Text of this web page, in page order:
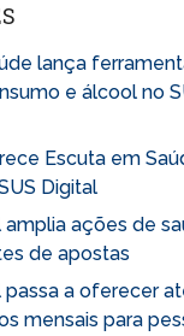
lança
e álcool no
Escuta em
Digital
amplia ações de
de apostas
passa a oferecer
mensais para